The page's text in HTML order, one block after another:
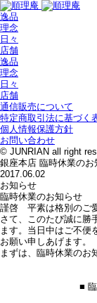
逸品
理念
日々
店舗
逸品
理念
日々
店舗
通信販売について
特定商取引法に基づく
個人情報保護方針
お問い合わせ
© JUNRIAN all right
銀座本店 臨時休業のお
2017.06.02
お知らせ
臨時休業のお知らせ
謹啓 平素は格別のご
さて、このたび誠に勝
ます。当日中はご不便
お願い申しあげます。
まずは、臨時休業のお
■